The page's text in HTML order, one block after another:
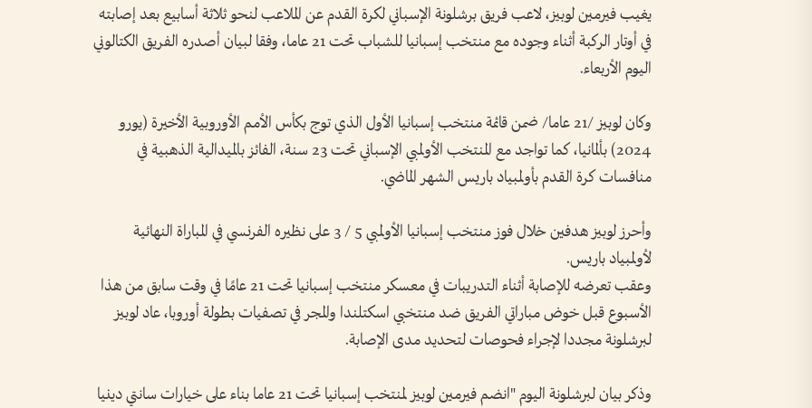
يغيب فيرمين لوبيز، لاعب فريق برشلونة الإسباني لكرة القدم عن الملاعب لنحو ثلاثة أسابيع بعد إصابته
في أوتار الركبة أثناء وجوده مع منتخب إسبانيا للشباب تحت 21 عاما، وفقا لبيان أصدره الفريق الكتالوني
اليوم الأربعاء.
وكان لوبيز /21 عاما/ ضمن قائمة منتخب إسبانيا الأول الذي توج بكأس الأمم الأوروبية الأخيرة (يورو
2024) بألمانيا، كما تواجد مع المنتخب الأولمبي الإسباني تحت 23 سنة، الفائز بالميدالية الذهبية في
منافسات كرة القدم بأولمبياد باريس الشهر الماضي.
وأحرز لوبيز هدفين خلال فوز منتخب إسبانيا الأولمبي 5 / 3 على نظيره الفرنسي في المباراة النهائية
لأولمبياد باريس.
وعقب تعرضه للإصابة أثناء التدريبات في معسكر منتخب إسبانيا تحت 21 عامًا في وقت سابق من هذا
الأسبوع قبل خوض مباراتي الفريق ضد منتخبي اسكتلندا والمجر في تصفيات بطولة أوروبا، عاد لوبيز
لبرشلونة مجددا لإجراء فحوصات لتحديد مدى الإصابة.
وذكر بيان لبرشلونة اليوم "انضم فيرمين لوبيز لمنتخب إسبانيا تحت 21 عاما بناء على خيارات سانتي دينيا